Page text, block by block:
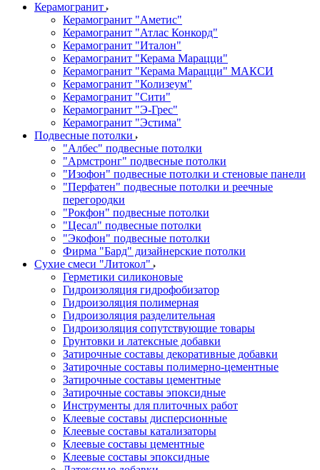
Керамогранит
Керамогранит "Аметис"
Керамогранит "Атлас Конкорд"
Керамогранит "Италон"
Керамогранит "Керама Марацци"
Керамогранит "Керама Марацци" МАКСИ
Керамогранит "Колизеум"
Керамогранит "Сити"
Керамогранит "Э-Грес"
Керамогранит "Эстима"
Подвесные потолки
"Албес" подвесные потолки
"Армстронг" подвесные потолки
"Изофон" подвесные потолки и стеновые панели
"Перфатен" подвесные потолки и реечные
перегородки
"Рокфон" подвесные потолки
"Цесал" подвесные потолки
"Экофон" подвесные потолки
Фирма "Бард" дизайнерские потолки
Сухие смеси "Литокол"
Герметики силиконовые
Гидроизоляция гидрофобизатор
Гидроизоляция полимерная
Гидроизоляция разделительная
Гидроизоляция сопутствующие товары
Грунтовки и латексные добавки
Затирочные составы декоративные добавки
Затирочные составы полимерно-цементные
Затирочные составы цементные
Затирочные составы эпоксидные
Инструменты для плиточных работ
Клеевые составы дисперсионные
Клеевые составы катализаторы
Клеевые составы цементные
Клеевые составы эпоксидные